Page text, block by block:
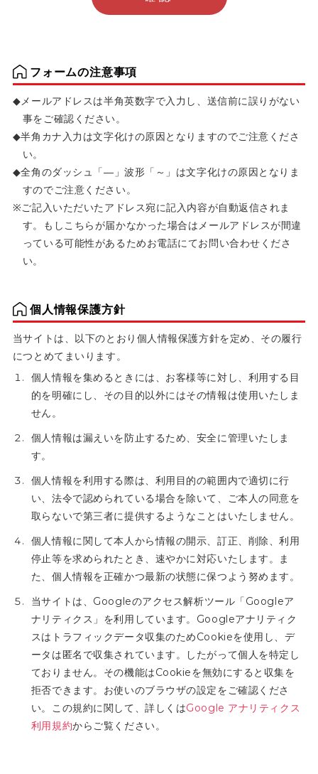
フォームの注意事項
メールアドレスは半角英数字で入力し、送信前に誤りがない
事をご確認ください。
半角カナ入力は文字化けの原因となりますのでご注意くださ
い。
全角のダッシュ「―」波形「～」は文字化けの原因となりま
すのでご注意ください。
ご記入いただいたアドレス宛に記入内容が自動返信されま
す。もしこちらが届かなかった場合はメールアドレスが間違
っている可能性があるためお電話にてお問い合わせくださ
い。
個人情報保護方針
当サイトは、以下のとおり個人情報保護方針を定め、その履行
につとめてまいります。
個人情報を集めるときには、お客様等に対し、利用する目
的を明確にし、その目的以外にはその情報は使用いたしま
せん。
個人情報は漏えいを防止するため、安全に管理いたしま
す。
個人情報を利用する際は、利用目的の範囲内で適切に行
い、法令で認められている場合を除いて、ご本人の同意を
取らないで第三者に提供するようなことはいたしません。
個人情報に関して本人から情報の開示、訂正、削除、利用
停止等を求められたとき、速やかに対応いたします。ま
た、個人情報を正確かつ最新の状態に保つよう努めます。
当サイトは、Googleのアクセス解析ツール「Googleア
ナリティクス」を利用しています。Googleアナリティク
スはトラフィックデータ収集のためCookieを使用し、デ
ータは匿名で収集されています。したがって個人を特定し
ておりません。その機能はCookieを無効にすると収集を
拒否できます。お使いのブラウザの設定をご確認くださ
い。この規約に関して、詳しくはGoogle アナリティクス
利用規約からご覧ください。